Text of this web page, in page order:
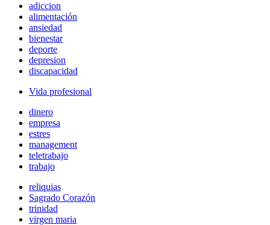
adiccion
alimentación
ansiedad
bienestar
deporte
depresion
discapacidad
Vida profesional
dinero
empresa
estres
management
teletrabajo
trabajo
reliquias
Sagrado Corazón
trinidad
virgen maria